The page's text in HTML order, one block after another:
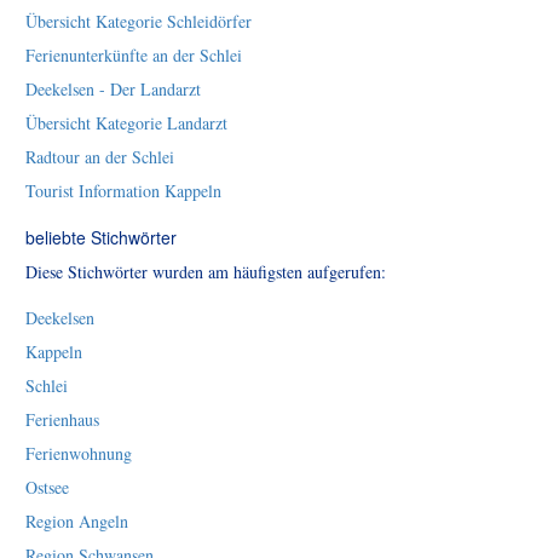
Übersicht Kategorie Schleidörfer
Ferienunterkünfte an der Schlei
Deekelsen - Der Landarzt
Übersicht Kategorie Landarzt
Radtour an der Schlei
Tourist Information Kappeln
beliebte Stichwörter
Diese Stichwörter wurden am häufigsten aufgerufen:
Deekelsen
Kappeln
Schlei
Ferienhaus
Ferienwohnung
Ostsee
Region Angeln